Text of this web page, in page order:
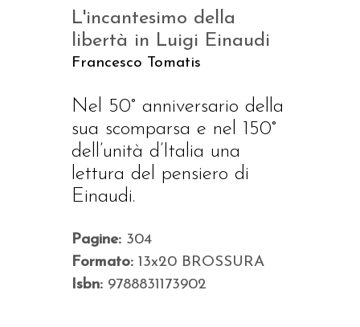
L'incantesimo della
libertà in Luigi Einaudi
Francesco Tomatis
Nel 50° anniversario della
sua scomparsa e nel 150°
dell’unità d’Italia una
lettura del pensiero di
Einaudi.
Pagine: 304
Formato: 13x20 BROSSURA
Isbn: 9788831173902